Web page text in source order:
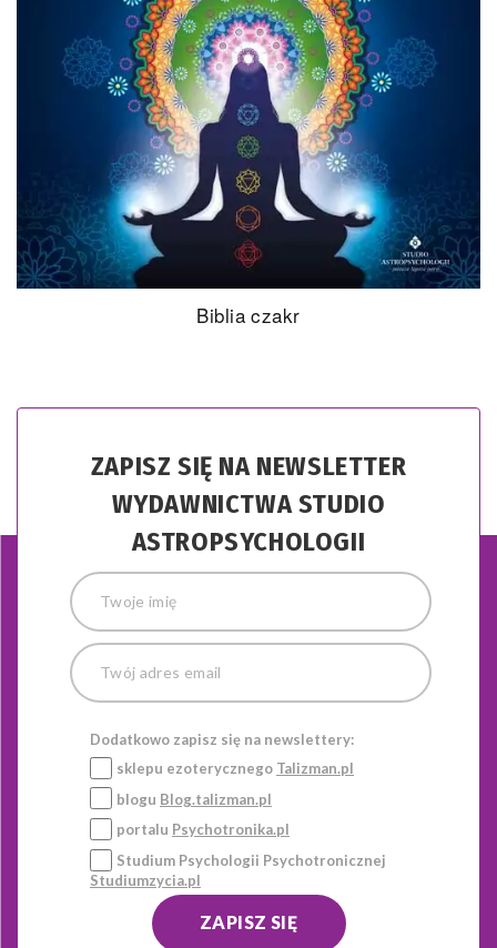
Naładuj swoje czakry
ZAPISZ SIĘ NA NEWSLETTER
WYDAWNICTWA STUDIO
ASTROPSYCHOLOGII
Dodatkowo zapisz się na newslettery:
sklepu ezoterycznego Talizman.pl
blogu Blog.talizman.pl
portalu Psychotronika.pl
Studium Psychologii Psychotronicznej
Studiumzycia.pl
ZAPISZ SIĘ